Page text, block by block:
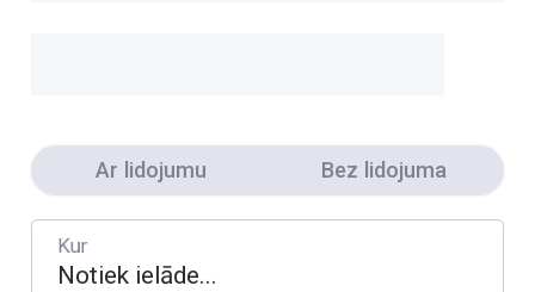
Ar lidojumu Bez lidojuma
Kur